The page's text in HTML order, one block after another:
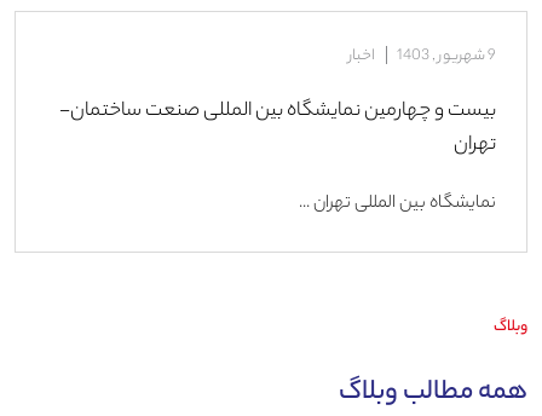
9 شهریور , 1403 اخبار
بیست و چهارمین نمایشگاه بین المللی صنعت ساختمان-
تهران
نمایشگاه بین المللی تهران ...
وبلاگ
همه مطالب وبلاگ